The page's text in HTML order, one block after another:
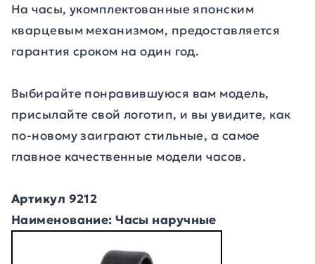
На часы, укомплектованные японским
кварцевым механизмом, предоставляется
гарантия сроком на один год.
Выбирайте понравившуюся вам модель,
присылайте свой логотип, и вы увидите, как
по-новому заиграют стильные, а самое
главное качественные модели часов.
Артикул 9212
Наименование: Часы наручные